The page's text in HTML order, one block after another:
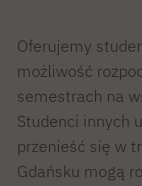
Oferujemy
możliwość
semestrach na
Studenci innych
przenieść się w
Gdańsku mogą